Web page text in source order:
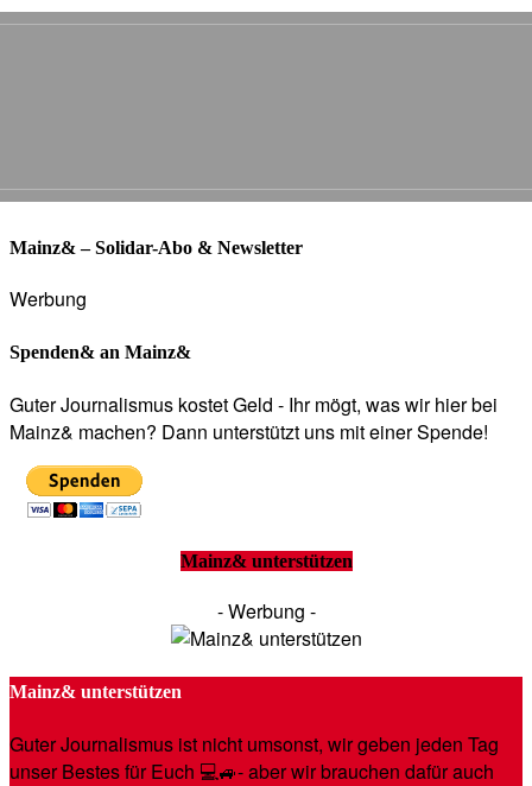
Mainz& – Solidar-Abo & Newsletter
Werbung
Spenden& an Mainz&
Guter Journalismus kostet Geld - Ihr mögt, was wir hier bei
Mainz& machen? Dann unterstützt uns mit einer Spende!
Mainz& unterstützen
- Werbung -
Mainz& unterstützen
Guter Journalismus ist nicht umsonst, wir geben jeden Tag
unser Bestes für Euch 💻🚙- aber wir brauchen dafür auch